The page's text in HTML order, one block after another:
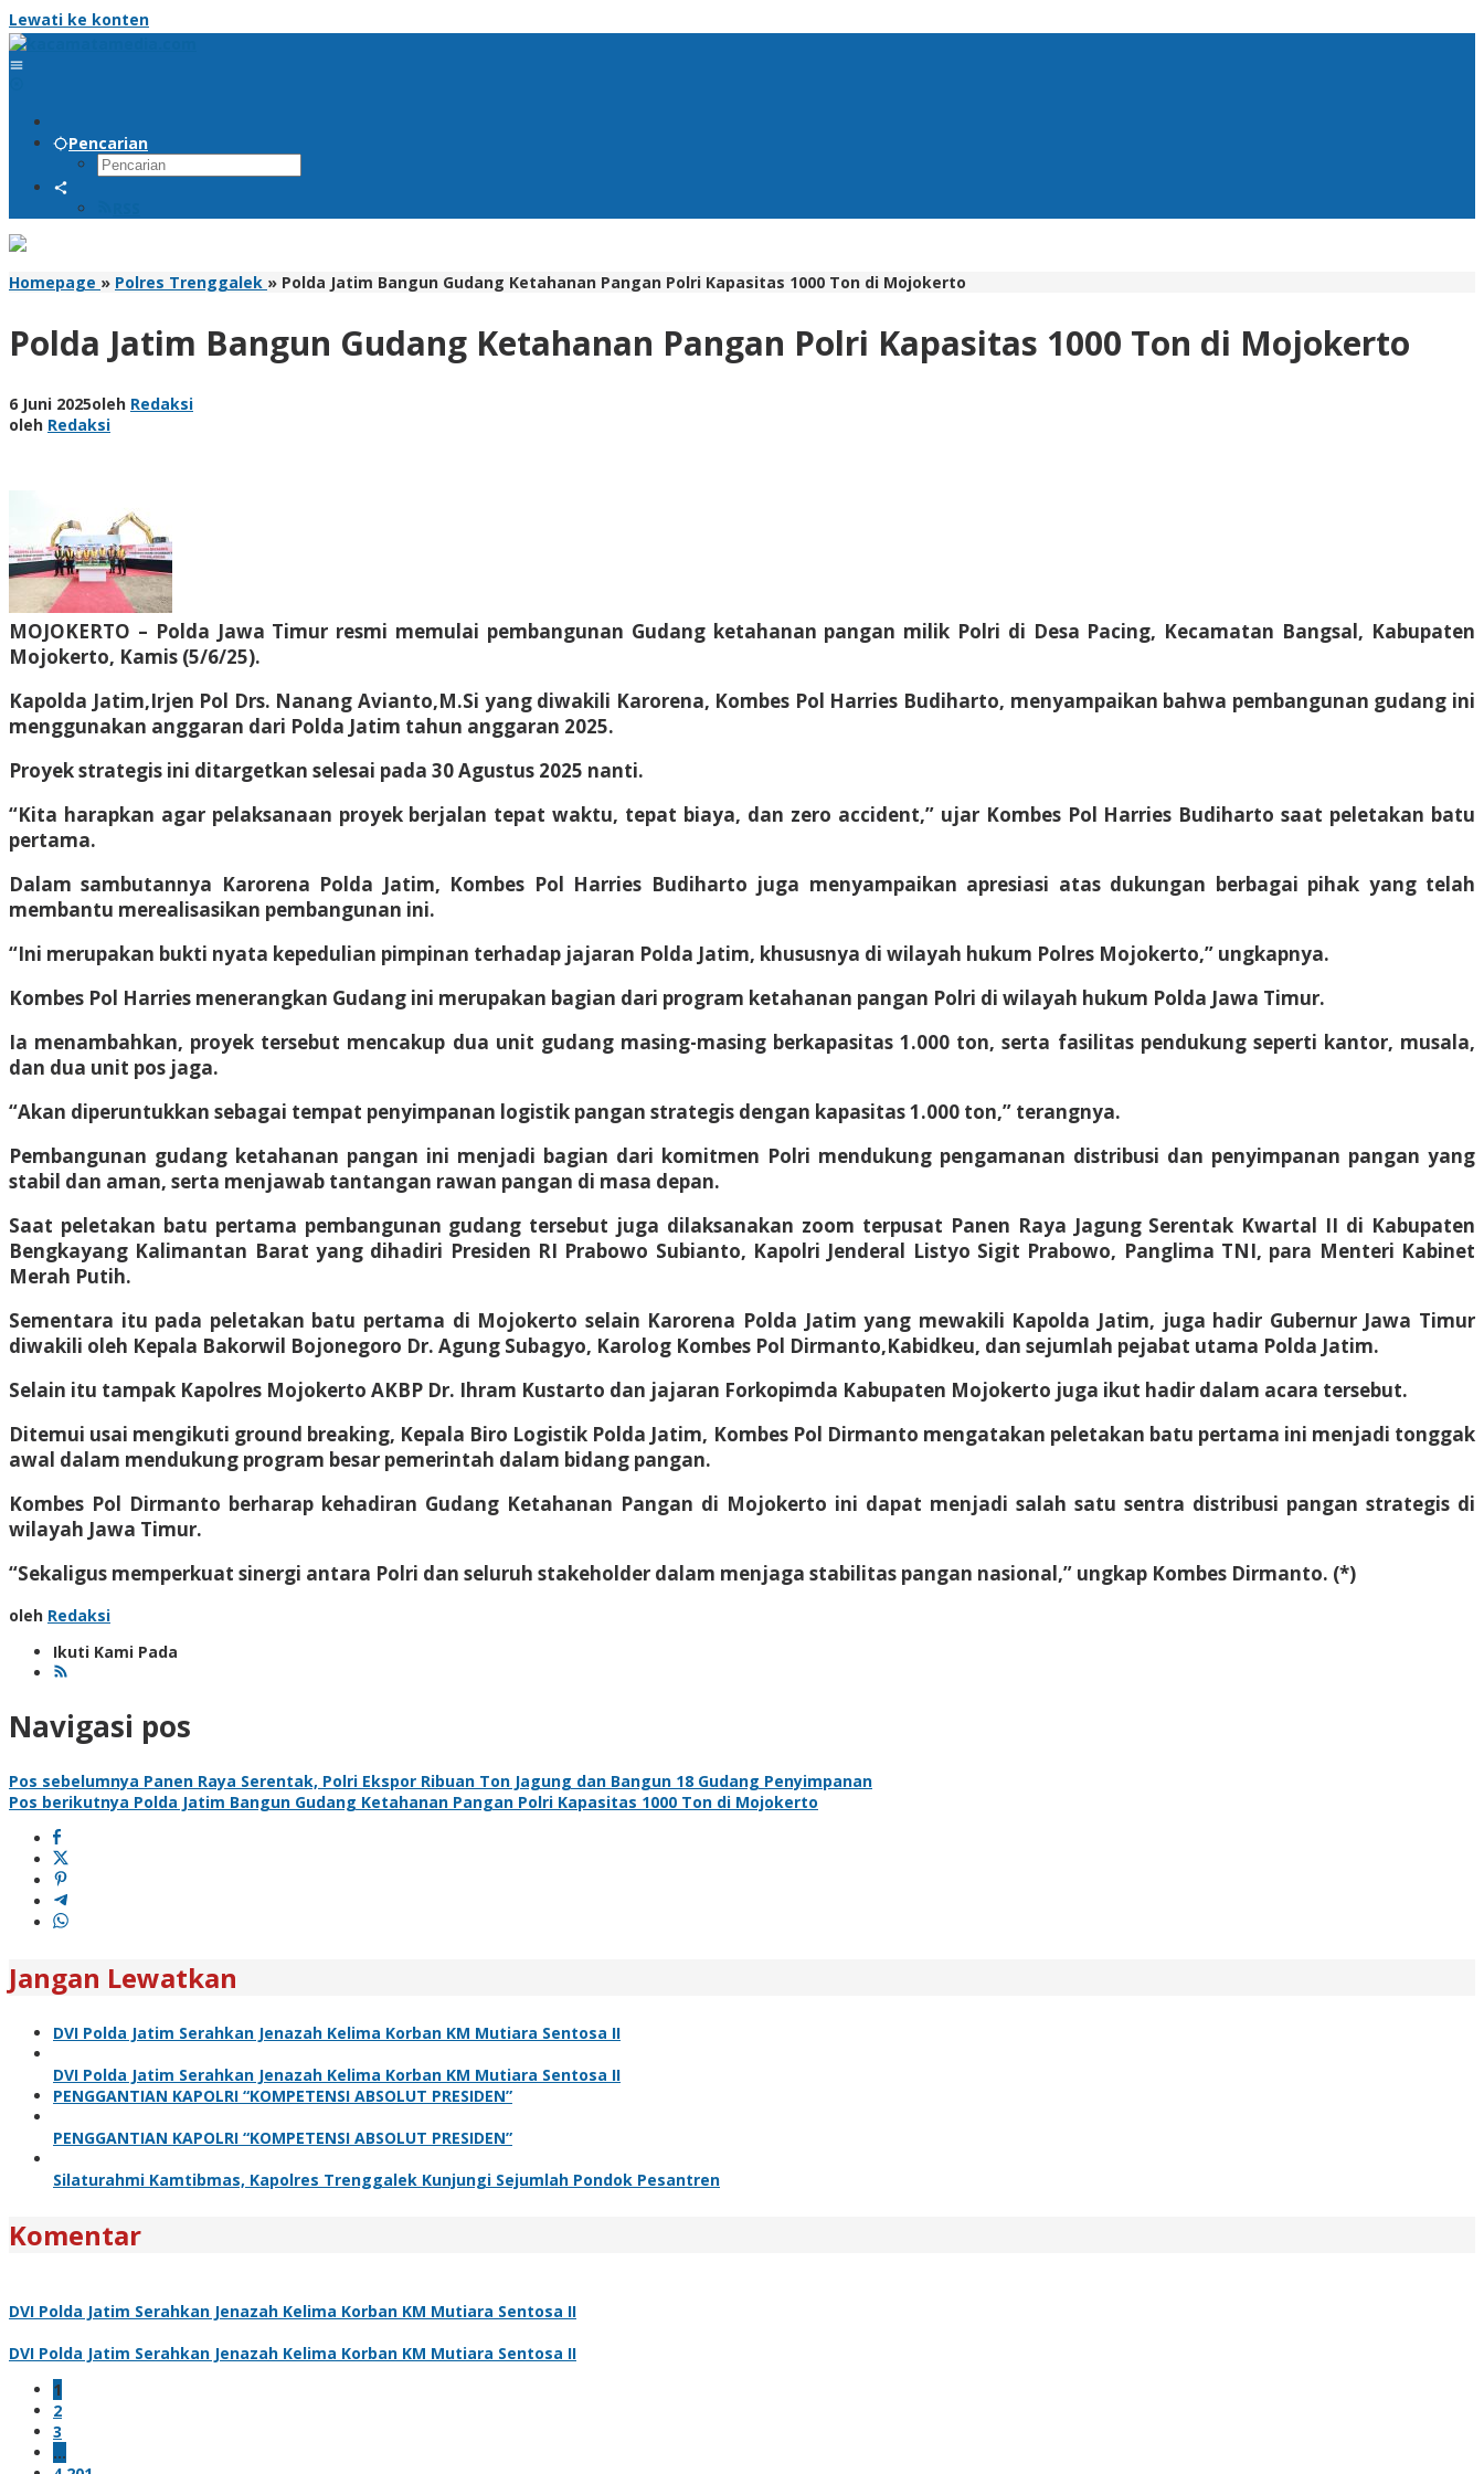
Lewati ke konten
Pencarian
Homepage » Polres Trenggalek » Polda Jatim Bangun Gudang Ketahanan Pangan Polri Kapasitas 1000 Ton di Mojokerto
Polda Jatim Bangun Gudang Ketahanan Pangan Polri Kapasitas 1000 Ton di Mojokerto
6 Juni 2025oleh Redaksi
oleh Redaksi
MOJOKERTO – Polda Jawa Timur resmi memulai pembangunan Gudang ketahanan pangan milik Polri di Desa Pacing, Kecamatan Bangsal, Kabupaten
Mojokerto, Kamis (5/6/25).
Kapolda Jatim,Irjen Pol Drs. Nanang Avianto,M.Si yang diwakili Karorena, Kombes Pol Harries Budiharto, menyampaikan bahwa pembangunan gudang ini
menggunakan anggaran dari Polda Jatim tahun anggaran 2025.
Proyek strategis ini ditargetkan selesai pada 30 Agustus 2025 nanti.
“Kita harapkan agar pelaksanaan proyek berjalan tepat waktu, tepat biaya, dan zero accident,” ujar Kombes Pol Harries Budiharto saat peletakan batu
pertama.
Dalam sambutannya Karorena Polda Jatim, Kombes Pol Harries Budiharto juga menyampaikan apresiasi atas dukungan berbagai pihak yang telah
membantu merealisasikan pembangunan ini.
“Ini merupakan bukti nyata kepedulian pimpinan terhadap jajaran Polda Jatim, khususnya di wilayah hukum Polres Mojokerto,” ungkapnya.
Kombes Pol Harries menerangkan Gudang ini merupakan bagian dari program ketahanan pangan Polri di wilayah hukum Polda Jawa Timur.
Ia menambahkan, proyek tersebut mencakup dua unit gudang masing-masing berkapasitas 1.000 ton, serta fasilitas pendukung seperti kantor, musala,
dan dua unit pos jaga.
“Akan diperuntukkan sebagai tempat penyimpanan logistik pangan strategis dengan kapasitas 1.000 ton,” terangnya.
Pembangunan gudang ketahanan pangan ini menjadi bagian dari komitmen Polri mendukung pengamanan distribusi dan penyimpanan pangan yang
stabil dan aman, serta menjawab tantangan rawan pangan di masa depan.
Saat peletakan batu pertama pembangunan gudang tersebut juga dilaksanakan zoom terpusat Panen Raya Jagung Serentak Kwartal II di Kabupaten
Bengkayang Kalimantan Barat yang dihadiri Presiden RI Prabowo Subianto, Kapolri Jenderal Listyo Sigit Prabowo, Panglima TNI, para Menteri Kabinet
Merah Putih.
Sementara itu pada peletakan batu pertama di Mojokerto selain Karorena Polda Jatim yang mewakili Kapolda Jatim, juga hadir Gubernur Jawa Timur
diwakili oleh Kepala Bakorwil Bojonegoro Dr. Agung Subagyo, Karolog Kombes Pol Dirmanto,Kabidkeu, dan sejumlah pejabat utama Polda Jatim.
Selain itu tampak Kapolres Mojokerto AKBP Dr. Ihram Kustarto dan jajaran Forkopimda Kabupaten Mojokerto juga ikut hadir dalam acara tersebut.
Ditemui usai mengikuti ground breaking, Kepala Biro Logistik Polda Jatim, Kombes Pol Dirmanto mengatakan peletakan batu pertama ini menjadi tonggak
awal dalam mendukung program besar pemerintah dalam bidang pangan.
Kombes Pol Dirmanto berharap kehadiran Gudang Ketahanan Pangan di Mojokerto ini dapat menjadi salah satu sentra distribusi pangan strategis di
wilayah Jawa Timur.
“Sekaligus memperkuat sinergi antara Polri dan seluruh stakeholder dalam menjaga stabilitas pangan nasional,” ungkap Kombes Dirmanto. (*)
oleh Redaksi
Ikuti Kami Pada
Navigasi pos
Pos sebelumnya Panen Raya Serentak, Polri Ekspor Ribuan Ton Jagung dan Bangun 18 Gudang Penyimpanan
Pos berikutnya Polda Jatim Bangun Gudang Ketahanan Pangan Polri Kapasitas 1000 Ton di Mojokerto
Jangan Lewatkan
DVI Polda Jatim Serahkan Jenazah Kelima Korban KM Mutiara Sentosa II
DVI Polda Jatim Serahkan Jenazah Kelima Korban KM Mutiara Sentosa II
PENGGANTIAN KAPOLRI “KOMPETENSI ABSOLUT PRESIDEN”
PENGGANTIAN KAPOLRI “KOMPETENSI ABSOLUT PRESIDEN”
Silaturahmi Kamtibmas, Kapolres Trenggalek Kunjungi Sejumlah Pondok Pesantren
Komentar
DVI Polda Jatim Serahkan Jenazah Kelima Korban KM Mutiara Sentosa II
DVI Polda Jatim Serahkan Jenazah Kelima Korban KM Mutiara Sentosa II
1
2
3
…